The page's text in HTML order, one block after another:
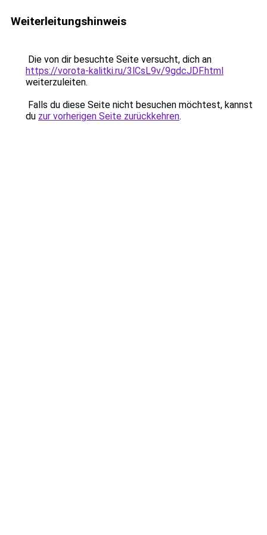
Weiterleitungshinweis
Die von dir besuchte Seite versucht, dich an
https://vorota-kalitki.ru/3lCsL9v/9gdcJDF.html
weiterzuleiten.
Falls du diese Seite nicht besuchen möchtest, kannst
du zur vorherigen Seite zurückkehren.